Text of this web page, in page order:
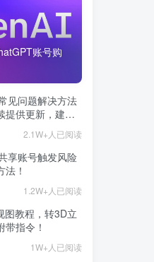
！
1.2W+人已阅读
教程，转3D立
1W+人已阅读
话生成科研绘
高达99%！
9207人已阅读
全自助充值续
账号密码，自
级Plus会员！
7570人已阅读
账号购
见问题解决方法
提供更新，建议
2.1W+人已阅读
享账号触发风险
法！
1.2W+人已阅读
图教程，转3D立
带指令！
1W+人已阅读